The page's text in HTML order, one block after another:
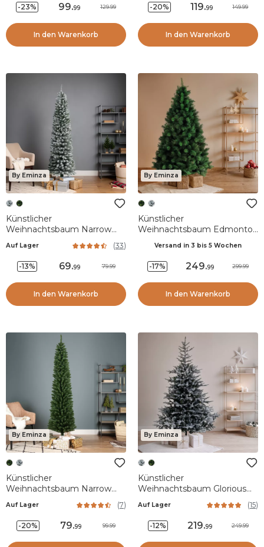
-23% 99.99 129.99
In den Warenkorb
-20% 119.99 149.99
In den Warenkorb
By Eminza
Künstlicher
Weihnachtsbaum Narrow
Auf Lager (33)
-13% 69.99 79.99
In den Warenkorb
By Eminza
Künstlicher
Weihnachtsbaum Edmonton
Versand in 3 bis 5 Wochen
-17% 249.99 299.99
In den Warenkorb
By Eminza
Künstlicher
Weihnachtsbaum Narrow
Auf Lager (7)
-20% 79.99 99.99
By Eminza
Künstlicher
Weihnachtsbaum Glorious
Auf Lager (15)
-12% 219.99 249.99